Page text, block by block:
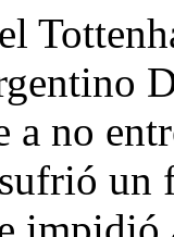
a no
un